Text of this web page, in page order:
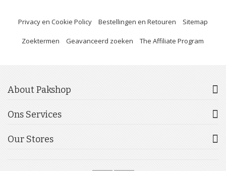
Privacy en Cookie Policy Bestellingen en Retouren Sitemap
Zoektermen Geavanceerd zoeken The Affiliate Program
About Pakshop
Ons Services
Our Stores